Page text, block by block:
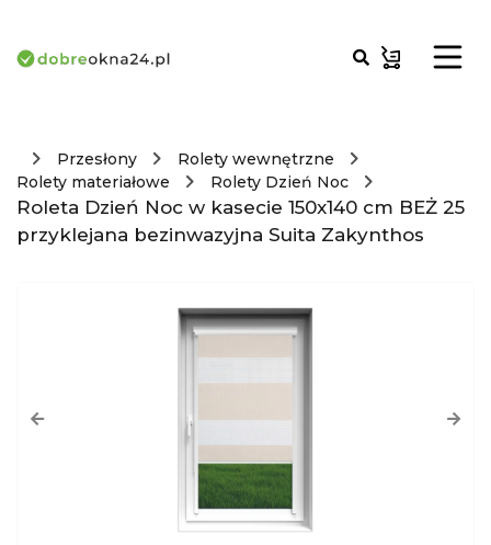
Przesłony
Rolety wewnętrzne
Rolety materiałowe
Rolety Dzień Noc
Roleta Dzień Noc w kasecie 150x140 cm BEŻ 25
przyklejana bezinwazyjna Suita Zakynthos